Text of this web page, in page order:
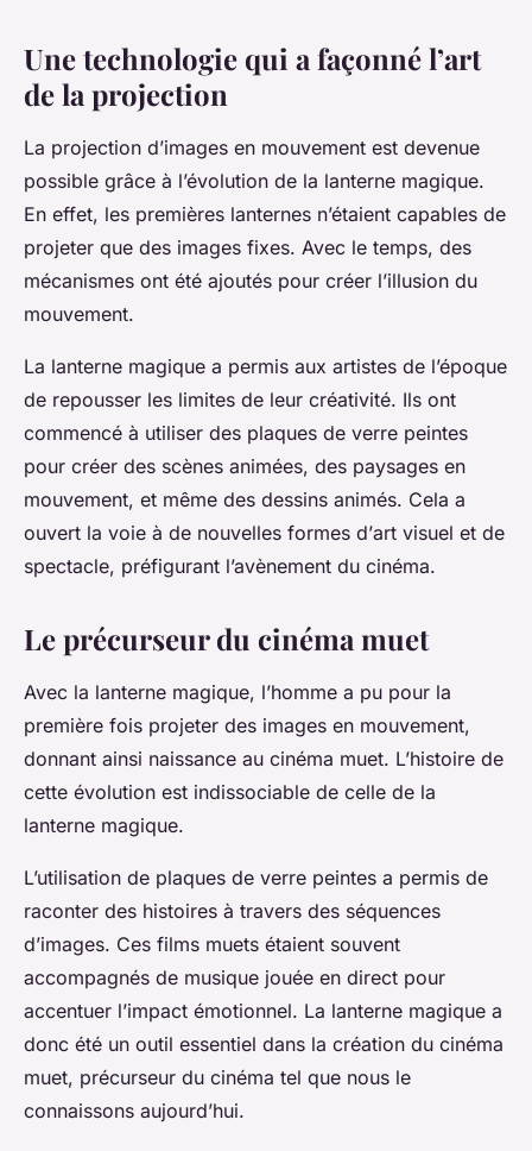
Une technologie qui a façonné l’art
de la projection
La projection d’images en mouvement est devenue
possible grâce à l’évolution de la lanterne magique.
En effet, les premières lanternes n’étaient capables de
projeter que des images fixes. Avec le temps, des
mécanismes ont été ajoutés pour créer l’illusion du
mouvement.
La lanterne magique a permis aux artistes de l’époque
de repousser les limites de leur créativité. Ils ont
commencé à utiliser des plaques de verre peintes
pour créer des scènes animées, des paysages en
mouvement, et même des dessins animés. Cela a
ouvert la voie à de nouvelles formes d’art visuel et de
spectacle, préfigurant l’avènement du cinéma.
Le précurseur du cinéma muet
Avec la lanterne magique, l’homme a pu pour la
première fois projeter des images en mouvement,
donnant ainsi naissance au cinéma muet. L’histoire de
cette évolution est indissociable de celle de la
lanterne magique.
L’utilisation de plaques de verre peintes a permis de
raconter des histoires à travers des séquences
d’images. Ces films muets étaient souvent
accompagnés de musique jouée en direct pour
accentuer l’impact émotionnel. La lanterne magique a
donc été un outil essentiel dans la création du cinéma
muet, précurseur du cinéma tel que nous le
connaissons aujourd’hui.